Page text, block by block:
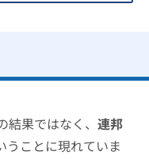
結果ではなく、 連邦
うことに現れていま